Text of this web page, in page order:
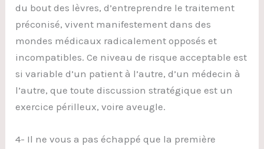
du bout des lèvres, d’entreprendre le traitement
préconisé, vivent manifestement dans des
mondes médicaux radicalement opposés et
incompatibles. Ce niveau de risque acceptable est
si variable d’un patient à l’autre, d’un médecin à
l’autre, que toute discussion stratégique est un
exercice périlleux, voire aveugle.
4- Il ne vous a pas échappé que la première